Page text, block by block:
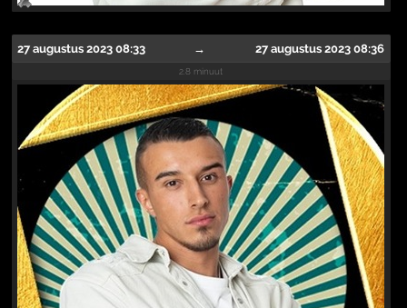
27 augustus 2023 08:33 → 27 augustus 2023 08:36
2.8 minuut